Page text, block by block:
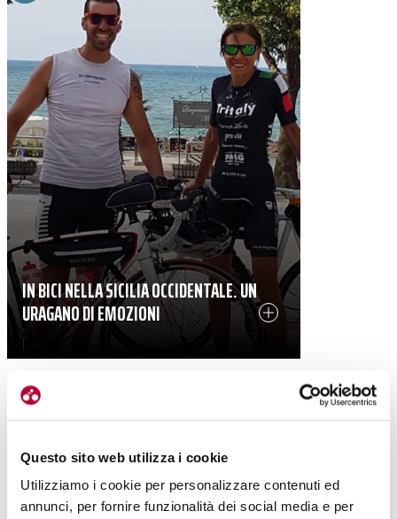
Questo sito web utilizza i cookie
Utilizziamo i cookie per personalizzare contenuti ed
annunci, per fornire funzionalità dei social media e per
IN BICI NELLA SICILIA OCCIDENTALE. UN
URAGANO DI EMOZIONI